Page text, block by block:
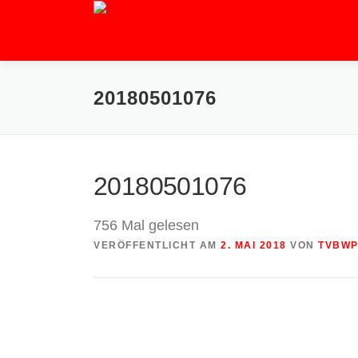
springen
20180501076
20180501076
756 Mal gelesen
VERÖFFENTLICHT AM 2. MAI 2018 VON